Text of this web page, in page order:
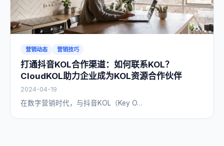
营销动态 营销技巧
打通抖音KOL合作渠道：如何联系KOL？
CloudKOL助力企业成为KOL资源合作伙伴
2024-04-19
在数字营销时代，与抖音KOL（Key O…